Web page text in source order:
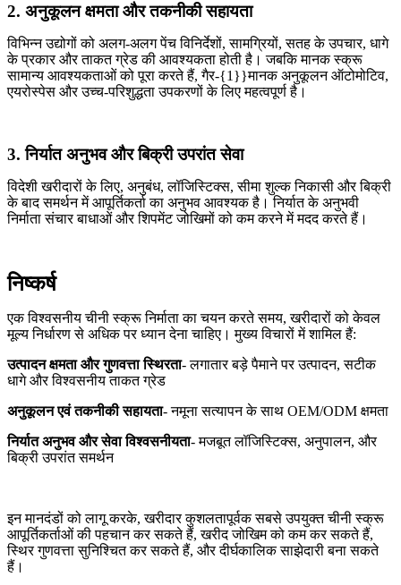
2. अनुकूलन क्षमता और तकनीकी सहायता
विभिन्न उद्योगों को अलग-अलग पेंच विनिर्देशों, सामग्रियों, सतह के उपचार, धागे
के प्रकार और ताकत ग्रेड की आवश्यकता होती है। जबकि मानक स्क्रू
सामान्य आवश्यकताओं को पूरा करते हैं, गैर-{1}}मानक अनुकूलन ऑटोमोटिव,
एयरोस्पेस और उच्च-परिशुद्धता उपकरणों के लिए महत्वपूर्ण है।
3. निर्यात अनुभव और बिक्री उपरांत सेवा
विदेशी खरीदारों के लिए, अनुबंध, लॉजिस्टिक्स, सीमा शुल्क निकासी और बिक्री
के बाद समर्थन में आपूर्तिकर्ता का अनुभव आवश्यक है। निर्यात के अनुभवी
निर्माता संचार बाधाओं और शिपमेंट जोखिमों को कम करने में मदद करते हैं।
निष्कर्ष
एक विश्वसनीय चीनी स्क्रू निर्माता का चयन करते समय, खरीदारों को केवल
मूल्य निर्धारण से अधिक पर ध्यान देना चाहिए। मुख्य विचारों में शामिल हैं:
उत्पादन क्षमता और गुणवत्ता स्थिरता- लगातार बड़े पैमाने पर उत्पादन, सटीक
धागे और विश्वसनीय ताकत ग्रेड
अनुकूलन एवं तकनीकी सहायता- नमूना सत्यापन के साथ OEM/ODM क्षमता
निर्यात अनुभव और सेवा विश्वसनीयता- मजबूत लॉजिस्टिक्स, अनुपालन, और
बिक्री उपरांत समर्थन
इन मानदंडों को लागू करके, खरीदार कुशलतापूर्वक सबसे उपयुक्त चीनी स्क्रू
आपूर्तिकर्ताओं की पहचान कर सकते हैं, खरीद जोखिम को कम कर सकते हैं,
स्थिर गुणवत्ता सुनिश्चित कर सकते हैं, और दीर्घकालिक साझेदारी बना सकते
हैं।